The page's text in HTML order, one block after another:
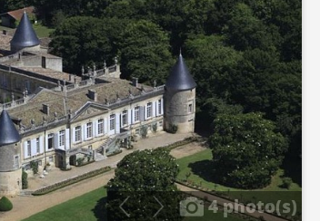
4 photo(s)